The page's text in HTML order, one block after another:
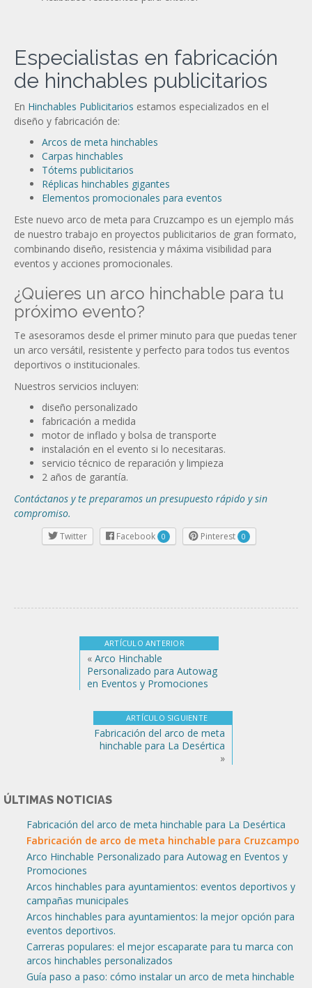
Especialistas en fabricación
de hinchables publicitarios
En Hinchables Publicitarios estamos especializados en el
diseño y fabricación de:
Arcos de meta hinchables
Carpas hinchables
Tótems publicitarios
Réplicas hinchables gigantes
Elementos promocionales para eventos
Este nuevo arco de meta para Cruzcampo es un ejemplo más
de nuestro trabajo en proyectos publicitarios de gran formato,
combinando diseño, resistencia y máxima visibilidad para
eventos y acciones promocionales.
¿Quieres un arco hinchable para tu
próximo evento?
Te asesoramos desde el primer minuto para que puedas tener
un arco versátil, resistente y perfecto para todos tus eventos
deportivos o institucionales.
Nuestros servicios incluyen:
diseño personalizado
fabricación a medida
motor de inflado y bolsa de transporte
instalación en el evento si lo necesitaras.
servicio técnico de reparación y limpieza
2 años de garantía.
Contáctanos y te preparamos un presupuesto rápido y sin
compromiso.
Twitter Facebook 0 Pinterest 0
ARTÍCULO ANTERIOR
« Arco Hinchable
Personalizado para Autowag
en Eventos y Promociones
ARTÍCULO SIGUIENTE
Fabricación del arco de meta
hinchable para La Desértica
»
ÚLTIMAS NOTICIAS
Fabricación del arco de meta hinchable para La Desértica
Fabricación de arco de meta hinchable para Cruzcampo
Arco Hinchable Personalizado para Autowag en Eventos y
Promociones
Arcos hinchables para ayuntamientos: eventos deportivos y
campañas municipales
Arcos hinchables para ayuntamientos: la mejor opción para
eventos deportivos.
Carreras populares: el mejor escaparate para tu marca con
arcos hinchables personalizados
Guía paso a paso: cómo instalar un arco de meta hinchable